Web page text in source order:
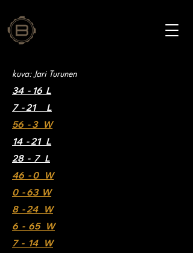
kuva: Jari Turunen
34 - 16 L
7 - 21 L
56 - 3 W
14 - 21 L
28 - 7 L
46 - 0 W
0 - 63 W
8 - 24 W
6 - 65 W
7 - 14 W